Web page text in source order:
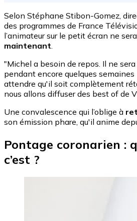
Selon Stéphane Stibon-Gomez,
des programmes de France
l’animateur sur le petit écran ne sera
maintenant
"Michel a besoin de repos. Il ne
pendant encore quelques semaines
attendre qu'il soit complètement
nous allons diffuser des best of de
Une convalescence qui l’oblige à
son émission phare, qu'il anime
Pontage coronarien :
c’est ?